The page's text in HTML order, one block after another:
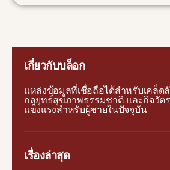
เกี่ยวกับบล็อก
แหล่งข้อมูลที่เชื่อถือได้สำหรับเคล็ด
กลยุทธ์สุขภาพธรรมชาติ และกิจวัต
แข็งแรงสำหรับผู้ชายในปัจจุบัน
เรื่องล่าสุด